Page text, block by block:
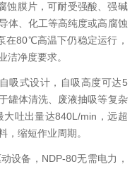
蚀膜片，可耐受强酸、强碱
体、化工等高纯度或高腐蚀
在80℃高温下仍稳定运行，
洁净度要求。
吸式设计，自吸高度可达5
罐体清洗、废液抽吸等复杂
吐出量达840L/min，远超
，缩短作业周期。
设备，NDP-80无需电力，